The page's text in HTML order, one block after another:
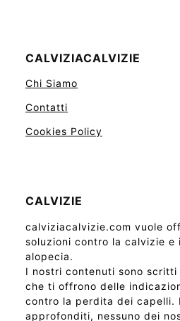
CALVIZIACALVIZIE
Chi Siamo
Contatti
Cookies Policy
CALVIZIE
calviziacalvizie.com vuole
soluzioni contro la calvizie e
alopecia.
I nostri contenuti sono
che ti offrono delle
contro la perdita dei capelli.
approfonditi, nessuno dei